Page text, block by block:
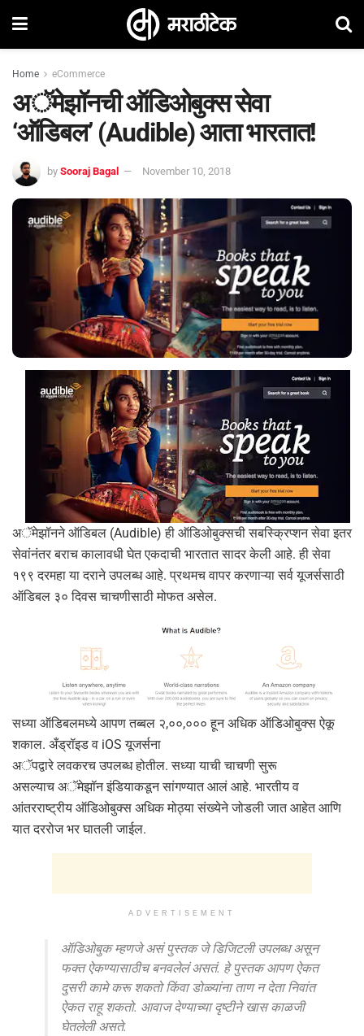
Home eCommerce
अॅमेझॉनची ऑडिओबुक्स सेवा
‘ऑडिबल’ (Audible) आता भारतात!
by Sooraj Bagal November 10, 2018
अॅमेझॉनने ऑडिबल (Audible) ही ऑडिओबुक्सची सबस्क्रिप्शन सेवा इतर
सेवांनंतर बराच कालावधी घेत एकदाची भारतात सादर केली आहे. ही सेवा
१९९ दरमहा या दराने उपलब्ध आहे. प्रथमच वापर करणाऱ्या सर्व यूजर्ससाठी
ऑडिबल ३० दिवस चाचणीसाठी मोफत असेल.
सध्या ऑडिबलमध्ये आपण तब्बल २,००,००० हून अधिक ऑडिओबुक्स ऐकू
शकाल. अँड्रॉइड व iOS यूजर्सना
अॅपद्वारे लवकरच उपलब्ध होतील. सध्या याची चाचणी सुरू
असल्याच अॅमेझॉन इंडियाकडून सांगण्यात आलं आहे. भारतीय व
आंतरराष्ट्रीय ऑडिओबुक्स अधिक मोठ्या संख्येने जोडली जात आहेत आणि
यात दररोज भर घातली जाईल.
ADVERTISEMENT
ऑडिओबुक म्हणजे असं पुस्तक जे डिजिटली उपलब्ध असून
फक्त ऐकण्यासाठीच बनवलेलं असतं. हे पुस्तक आपण ऐकत
दुसरी कामे करू शकतो किंवा डोळ्यांना ताण न देता निवांत
ऐकत राहू शकतो. आवाज देण्याच्या दृष्टीने खास काळजी
घेतलेली असते.